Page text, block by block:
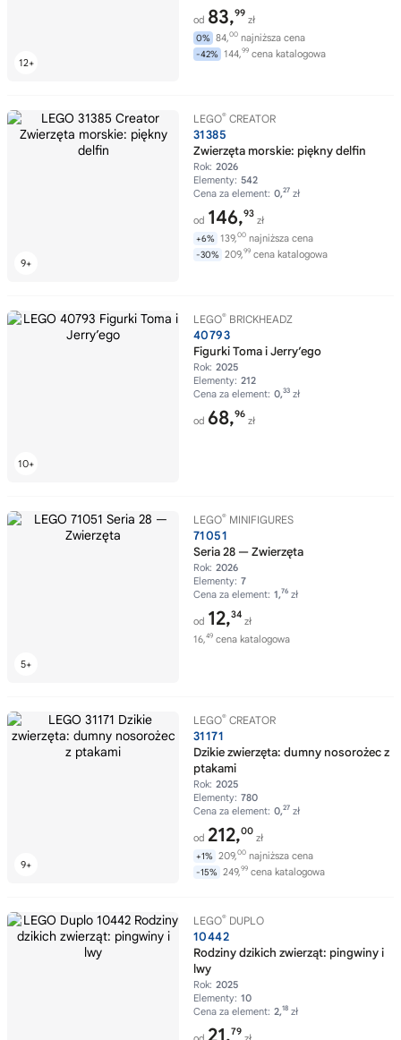
od 83,99
zł
0% 84,00 najniższa cena
-42% 144,99 cena katalogowa
LEGO® CREATOR
31385
Zwierzęta morskie: piękny delfin
Rok: 2026
Elementy: 542
Cena za element: 0,27 zł
od 146,93
zł
+6% 139,00 najniższa cena
-30% 209,99 cena katalogowa
LEGO® BRICKHEADZ
40793
Figurki Toma i Jerry’ego
Rok: 2025
Elementy: 212
Cena za element: 0,33 zł
od 68,96
zł
LEGO® MINIFIGURES
71051
Seria 28 — Zwierzęta
Rok: 2026
Elementy: 7
Cena za element: 1,76 zł
od 12,34
zł
16,49 cena katalogowa
LEGO® CREATOR
31171
Dzikie zwierzęta: dumny nosorożec z
ptakami
Rok: 2025
Elementy: 780
Cena za element: 0,27 zł
od 212,00
zł
+1% 209,00 najniższa cena
-15% 249,99 cena katalogowa
LEGO® DUPLO
10442
Rodziny dzikich zwierząt: pingwiny i
lwy
Rok: 2025
Elementy: 10
Cena za element: 2,18 zł
79